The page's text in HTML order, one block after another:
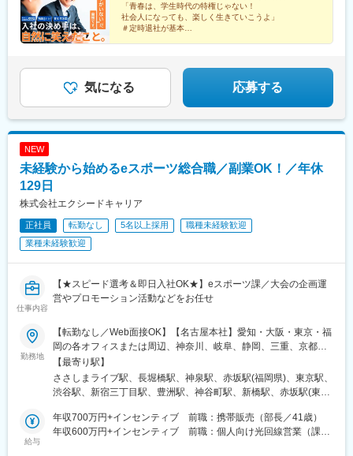
「青春は、学生時代の特権じゃない！
社会人になっても、楽しく生きていこうよ」
＃定時退社が基本
＃ホワイト企業判定SSS評価
気になる 応募する
NEW
未経験から始めるeスポーツ総合職／副業OK！／年休
129日
株式会社エクシードキャリア
正社員 転勤なし 5名以上採用
職種未経験歓迎
業種未経験歓迎
仕事内容
【★スピード選考＆即日入社OK★】eスポーツ課／大会の企画運
営やプロモーション活動などをお任せ
勤務地
【転勤なし／Web面接OK】【名古屋本社】愛知・大阪・東京・福
岡の各オフィスまたは周辺、神奈川、岐阜、静岡、三重、京都、
兵庫、奈良、滋賀の各勤務先★U・Iターン歓迎！★20名以上を採
用予定！★Web面接OK（基本面接1回）★在宅勤務案件も多数★
受動喫煙対策：あり★今後は関東付近の勤務先も拡大予定です！
【最寄り駅】
ささしまライブ駅、長堀橋駅、神泉駅、赤坂駅(福岡県)、東京駅、
渋谷駅、新宿三丁目駅、豊洲駅、神谷町駅、新橋駅、赤坂駅(東京
駅、三軒茶屋駅、有楽町駅、北千住駅、上野御徒町駅、東銀座
駅、目黒駅、都電雑司ケ谷駅、錦糸町駅、菊名駅、三ツ沢下町
給与
年収700万円+インセンティブ 前職：携帯販売（部長／41歳）
年収600万円+インセンティブ 前職：個人向け光回線営業（課長